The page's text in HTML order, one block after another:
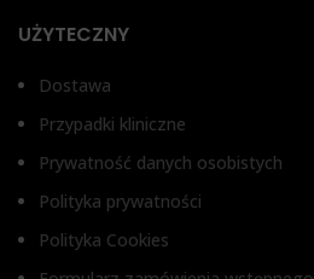
UŻYTECZNY
Dostawa
Przypadki kliniczne
Prywatność danych osobistych
Polityka prywatności
Polityka Cookies